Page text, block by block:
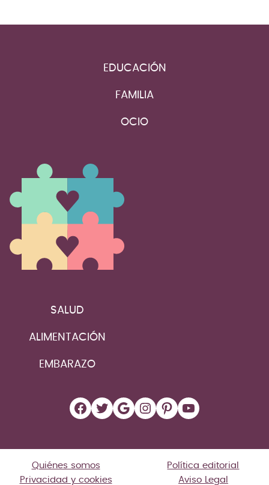
EDUCACIÓN
FAMILIA
OCIO
SALUD
ALIMENTACIÓN
EMBARAZO
Facebook
Twitter
Google
Instagram
Pinterest
YouTube
Quiénes somos
Política editorial
Privacidad y cookies
Aviso Legal